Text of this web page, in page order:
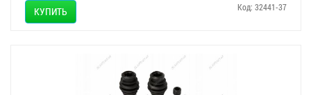
КУПИТЬ Код: 32441-37